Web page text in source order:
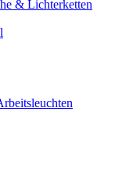
& Lichterketten